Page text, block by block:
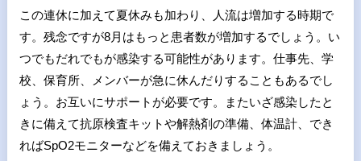
この連休に加えて夏休みも加わり、人流は増加する時期で
す。残念ですが8月はもっと患者数が増加するでしょう。い
つでもだれでもが感染する可能性があります。仕事先、学
校、保育所、メンバーが急に休んだりすることもあるでし
ょう。お互いにサポートが必要です。またいざ感染したと
きに備えて抗原検査キットや解熱剤の準備、体温計、でき
ればSpO2モニターなどを備えておきましょう。